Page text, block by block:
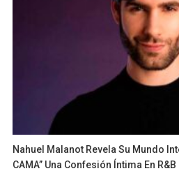
Nahuel Malanot Revela Su Mundo
CAMA” Una Confesión Íntima En R&B